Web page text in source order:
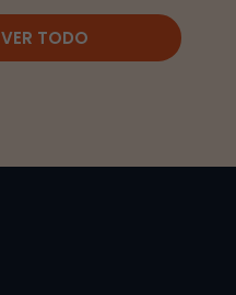
VER TODO